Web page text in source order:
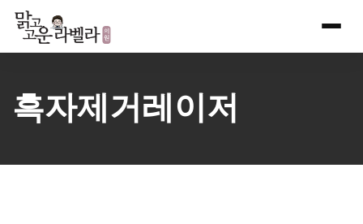
Skip
content
흑자제거레이저